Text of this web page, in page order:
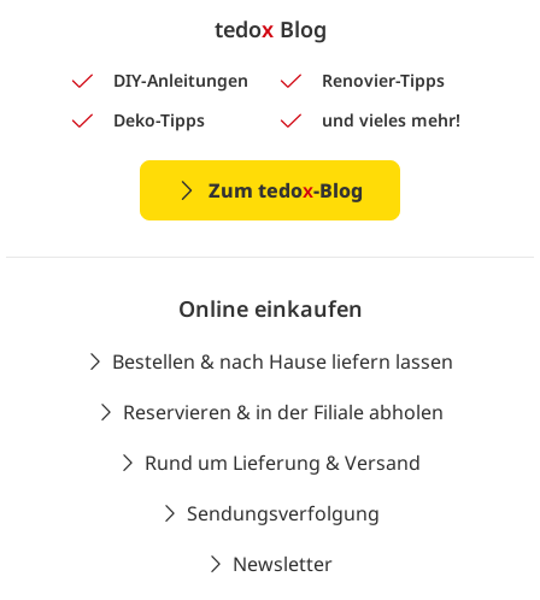
tedoxBlog
DIY-Anleitungen
Renovier-Tipps
Deko-Tipps
und vieles mehr!
Zum tedox-Blog
Online einkaufen
Bestellen & nach Hause liefern lassen
Reservieren & in der Filiale abholen
Rund um Lieferung & Versand
Sendungsverfolgung
Newsletter